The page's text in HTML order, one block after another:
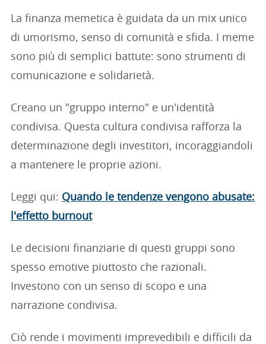
La finanza memetica è guidata da un mix unico
di umorismo, senso di comunità e sfida. I meme
sono più di semplici battute: sono strumenti di
comunicazione e solidarietà.
Creano un "gruppo interno" e un'identità
condivisa. Questa cultura condivisa rafforza la
determinazione degli investitori, incoraggiandoli
a mantenere le proprie azioni.
Leggi qui: Quando le tendenze vengono abusate:
l'effetto burnout
Le decisioni finanziarie di questi gruppi sono
spesso emotive piuttosto che razionali.
Investono con un senso di scopo e una
narrazione condivisa.
Ciò rende i movimenti imprevedibili e difficili da